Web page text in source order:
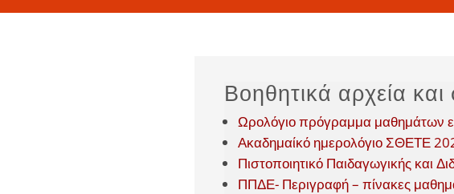
Βοηθητικά αρχεία
Ωρολόγιο πρόγραμμα μαθημάτων
Ακαδημαίκό ημερολόγιο ΣΘΕΤΕ
Πιστοποιητικό Παιδαγωγικής
ΠΠΔΕ- Περιγραφή – πίνακες